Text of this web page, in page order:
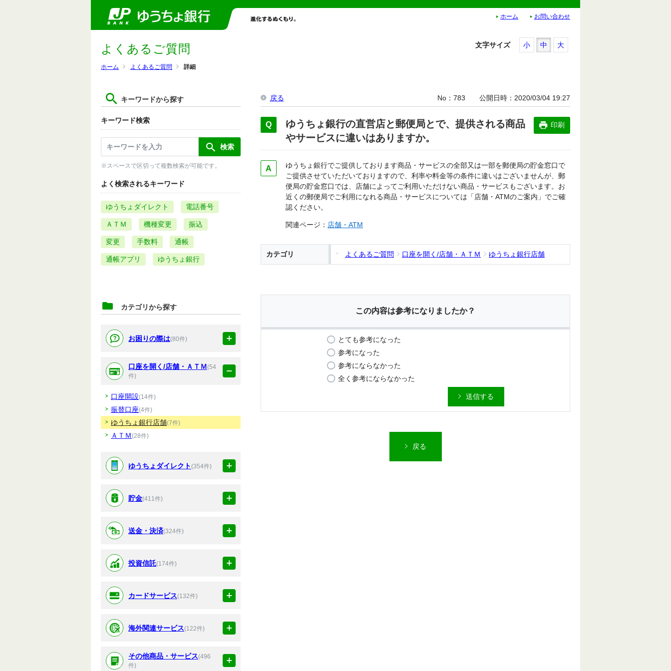
ホーム お問い合わせ
ホーム よくあるご質問 詳細
よくあるご質問
キーワードから探す
キーワード検索
※スペースで区切って複数検索が可能です。
よく検索されるキーワード
ゆうちょダイレクト 電話番号
ＡＴＭ 機種変更 振込
変更 手数料 通帳
通帳アプリ ゆうちょ銀行
カテゴリから探す
お困りの際は(80件)
口座を開く/店舗・ＡＴＭ(54
件)
口座開設(14件)
振替口座(4件)
ゆうちょ銀行店舗(7件)
ＡＴＭ(28件)
ゆうちょダイレクト(354件)
貯金(411件)
送金・決済(324件)
投資信託(174件)
カードサービス(132件)
海外関連サービス(122件)
その他商品・サービス(496
件)
文字サイズ 小 中 大
戻る No 783 公開日時 2020/03/04 19:27
ゆうちょ銀行の直営店と郵便局とで、提供される商品
やサービスに違いはありますか。
印刷
ゆうちょ銀行でご提供しております商品・サービスの全部又は一部を郵便局の貯金窓口で
ご提供させていただいておりますので、利率や料金等の条件に違いはございませんが、郵
便局の貯金窓口では、店舗によってご利用いただけない商品・サービスもございます。お
近くの郵便局でご利用になれる商品・サービスについては「店舗・ATMのご案内」でご確
認ください。
関連ページ： 店舗・ATM
カテゴリ よくあるご質問 口座を開く/店舗・ＡＴＭ ゆうちょ銀行店舗
この内容は参考になりましたか？
とても参考になった
参考になった
参考にならなかった
全く参考にならなかった
送信する
戻る